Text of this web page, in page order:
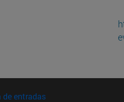
de entradas(abre en nueva